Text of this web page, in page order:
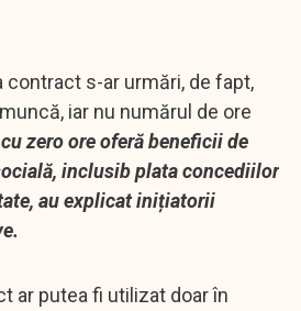
contract s-ar urmări, de fapt,
iar nu numărul de ore
zero ore oferă beneficii de
inclusib plata concediilor
au explicat inițiatorii
ar putea fi utilizat doar în